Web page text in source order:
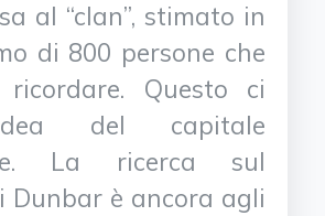
al “clan”, stimato in
di 800 persone che
ricordare. Questo ci
del capitale
La ricerca sul
Dunbar è ancora agli